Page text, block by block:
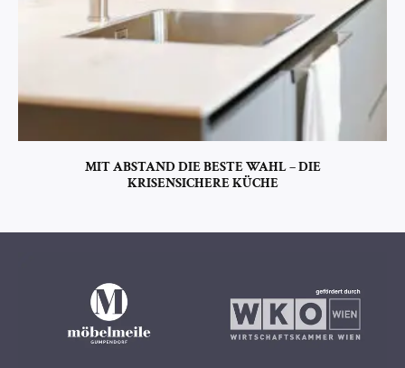
MIT ABSTAND DIE BESTE WAHL – DIE
KRISENSICHERE KÜCHE